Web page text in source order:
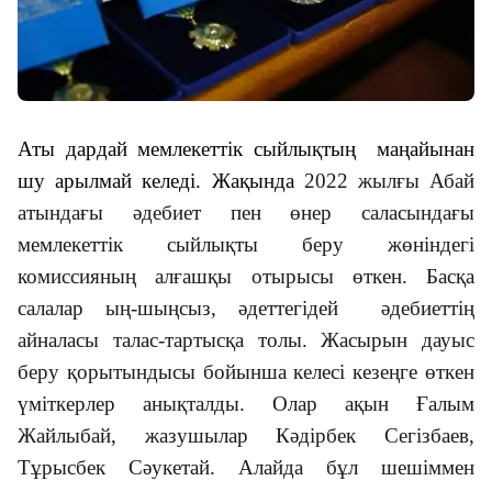
Аты дардай мемлекеттік сыйлықтың маңайынан
шу арылмай келеді. Жақында 2022 жылғы Абай
атындағы әдебиет пен өнер саласындағы
мемлекеттік сыйлықты беру жөніндегі
комиссияның алғашқы отырысы өткен. Басқа
салалар ың-шыңсыз, әдеттегідей әдебиеттің
айналасы талас-тартысқа толы. Жасырын дауыс
беру қорытындысы бойынша келесі кезеңге өткен
үміткерлер анықталды. Олар ақын Ғалым
Жайлыбай, жазушылар Кәдірбек Сегізбаев,
Тұрысбек Сәукетай. Алайда бұл шешіммен